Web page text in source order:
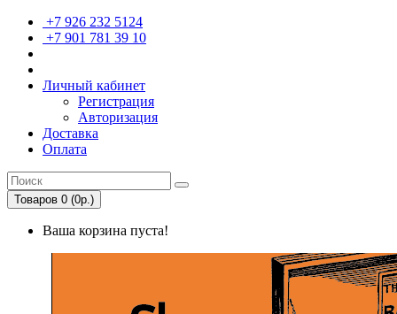
+7 926 232 5124
+7 901 781 39 10
Личный кабинет
Регистрация
Авторизация
Доставка
Оплата
Товаров 0 (0р.)
Ваша корзина пуста!